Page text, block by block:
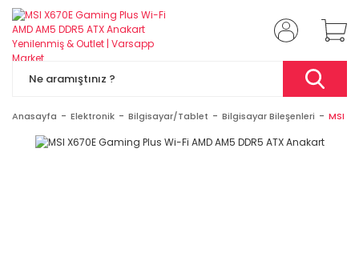
Anasayfa Elektronik Bilgisayar/Tablet Bilgisayar Bileşenleri MSI